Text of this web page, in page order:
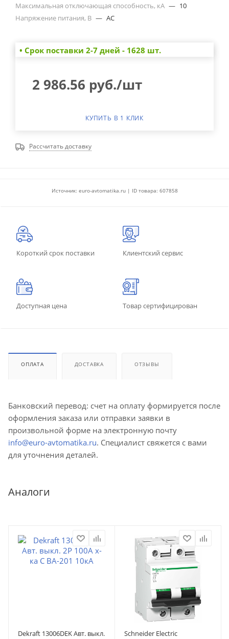
Максимальная отключающая способность, кА — 10
Напряжение питания, В — AC
• Cрок поставки 2-7 дней - 1628 шт.
2 986.56 руб./шт
КУПИТЬ В 1 КЛИК
Рассчитать доставку
Источник: euro-avtomatika.ru | ID товара: 607858
Короткий срок поставки Клиентский сервис
Доступная цена Товар сертифицирован
ОПЛАТА ДОСТАВКА ОТЗЫВЫ
Банковский перевод: счет на оплату формируется после
оформления заказа или отправки заявки в
произвольной форме на электронную почту
info@euro-avtomatika.ru. Специалист свяжется с вами
для уточнения деталей.
Аналоги
Dekraft 13006DEK Авт. выкл.
Schneider Electric